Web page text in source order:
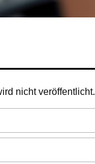
nicht veröffentlicht.